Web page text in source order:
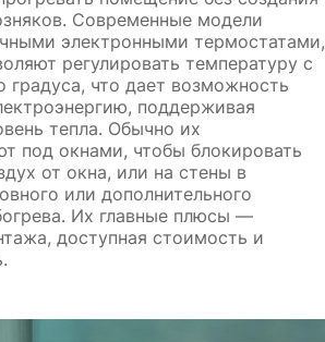
Современные модели
электронными термостатами,
регулировать температуру с
градуса, что дает возможность
поддерживая
тепла. Обычно их
под окнами, чтобы блокировать
от окна, или на стены в
или дополнительного
Их главные плюсы —
доступная стоимость и